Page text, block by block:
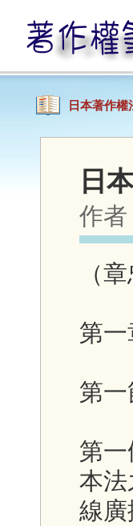
日本著作權
日
作者
（
第一
第一
第一
本法
線廣